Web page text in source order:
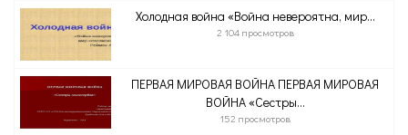
Холодная война «Война невероятна, мир...
2 104 просмотров
ПЕРВАЯ МИРОВАЯ ВОЙНА ПЕРВАЯ МИРОВАЯ
ВОЙНА «Сестры...
152 просмотров